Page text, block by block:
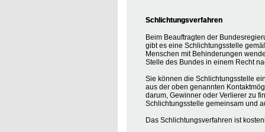
Schlichtungsverfahren
Beim Beauftragten der
gibt es eine Schlichtungsstelle
Menschen mit Behinderungen
Stelle des Bundes in einem Recht
Sie können die Schlichtungsstelle
aus der oben genannten
darum, Gewinner oder Verlierer zu
Schlichtungsstelle gemeinsam und
Das Schlichtungsverfahren ist